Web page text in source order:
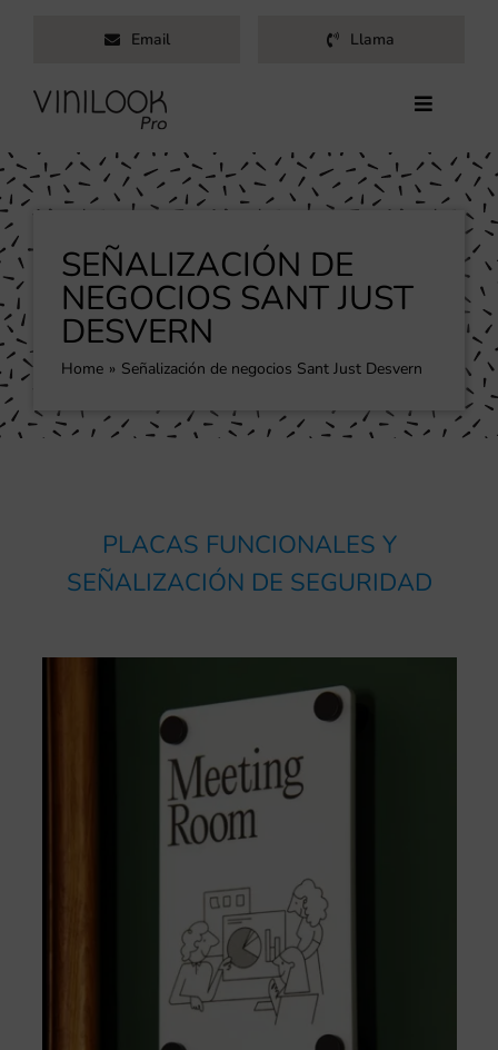
contenido
Email Llama
Toggle
Inicio
Servicios
Productos
Trabajos
Nosotros
Blog
SEÑALIZACIÓN DE
NEGOCIOS SANT JUST
DESVERN
Home Señalización de negocios Sant Just Desvern
PLACAS FUNCIONALES Y
SEÑALIZACIÓN DE SEGURIDAD